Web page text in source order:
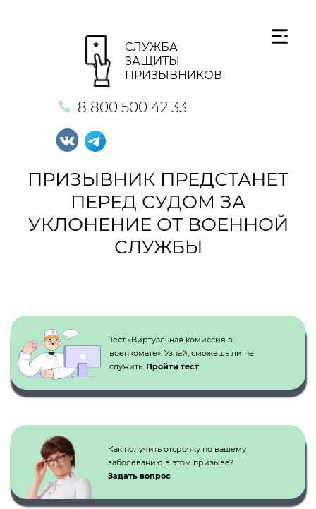
СЛУЖБА
ЗАЩИТЫ
ПРИЗЫВНИКОВ
8 800 500 42 33
ПРИЗЫВНИК ПРЕДСТАНЕТ
ПЕРЕД СУДОМ ЗА
УКЛОНЕНИЕ ОТ ВОЕННОЙ
СЛУЖБЫ
Тест «Виртуальная комиссия в
военкомате». Узнай, сможешь ли не
служить. Пройти тест
Как получить отсрочку по вашему
заболеванию в этом призыве?
Задать вопрос